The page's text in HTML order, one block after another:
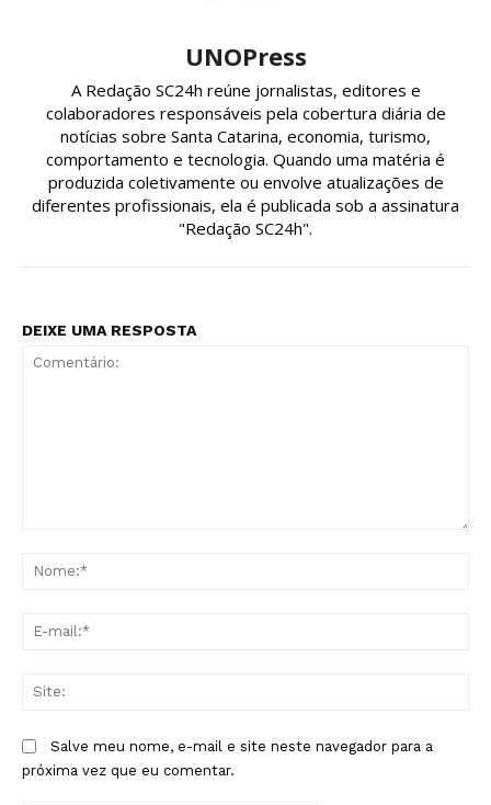
UNOPress
A Redação SC24h reúne jornalistas, editores e
colaboradores responsáveis pela cobertura diária de
notícias sobre Santa Catarina, economia, turismo,
comportamento e tecnologia. Quando uma matéria é
produzida coletivamente ou envolve atualizações de
diferentes profissionais, ela é publicada sob a assinatura
"Redação SC24h".
DEIXE UMA RESPOSTA
Salve meu nome, e-mail e site neste navegador para a
próxima vez que eu comentar.